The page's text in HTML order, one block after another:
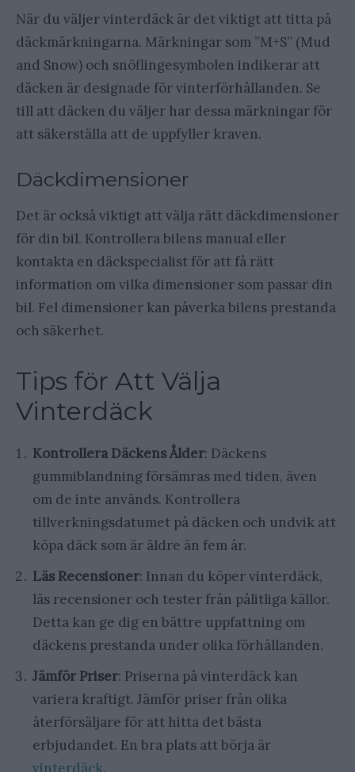
När du väljer vinterdäck är det viktigt att titta på
däckmärkningarna. Märkningar som ”M+S” (Mud
and Snow) och snöflingesymbolen indikerar att
däcken är designade för vinterförhållanden. Se
till att däcken du väljer har dessa märkningar för
att säkerställa att de uppfyller kraven.
Däckdimensioner
Det är också viktigt att välja rätt däckdimensioner
för din bil. Kontrollera bilens manual eller
kontakta en däckspecialist för att få rätt
information om vilka dimensioner som passar din
bil. Fel dimensioner kan påverka bilens prestanda
och säkerhet.
Tips för Att Välja
Vinterdäck
Kontrollera Däckens Ålder: Däckens
gummiblandning försämras med tiden, även
om de inte används. Kontrollera
tillverkningsdatumet på däcken och undvik att
köpa däck som är äldre än fem år.
Läs Recensioner: Innan du köper vinterdäck,
läs recensioner och tester från pålitliga källor.
Detta kan ge dig en bättre uppfattning om
däckens prestanda under olika förhållanden.
Jämför Priser: Priserna på vinterdäck kan
variera kraftigt. Jämför priser från olika
återförsäljare för att hitta det bästa
erbjudandet. En bra plats att börja är
vinterdäck.